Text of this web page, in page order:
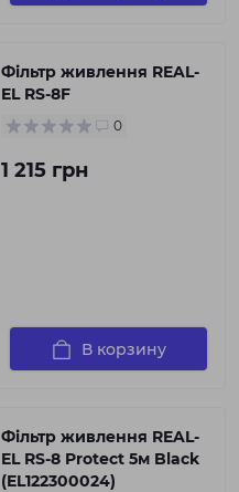
Фільтр живлення REAL-
EL RS-8F
0
1 215 грн
В корзину
Фільтр живлення REAL-
EL RS-8 Protect 5м Black
(EL122300024)